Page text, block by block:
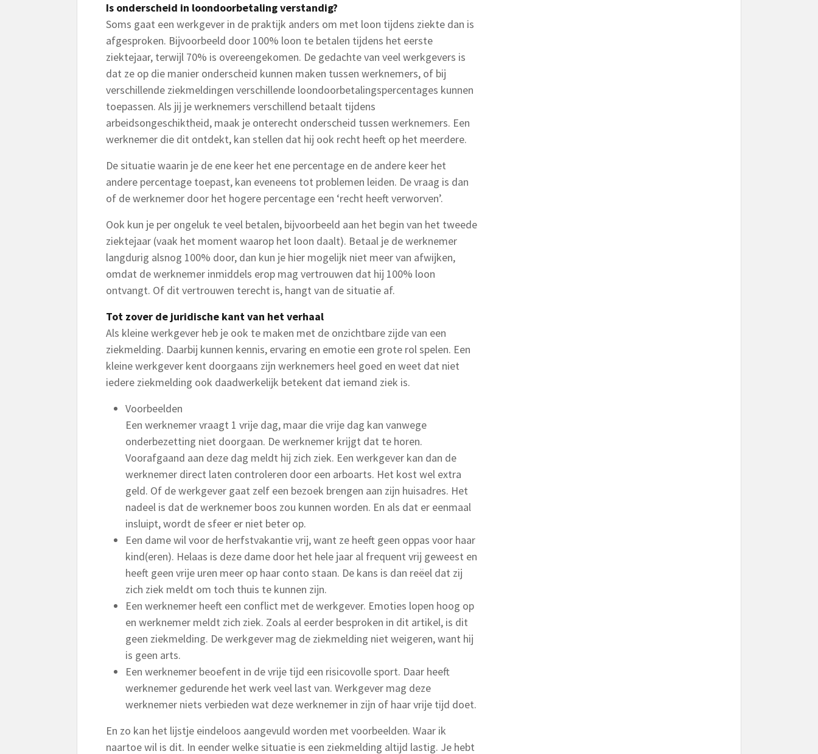
Is onderscheid in loondoorbetaling verstandig?
Soms gaat een werkgever in de praktijk anders om met loon tijdens ziekte dan is
afgesproken. Bijvoorbeeld door 100% loon te betalen tijdens het eerste
ziektejaar, terwijl 70% is overeengekomen. De gedachte van veel werkgevers is
dat ze op die manier onderscheid kunnen maken tussen werknemers, of bij
verschillende ziekmeldingen verschillende loondoorbetalingspercentages kunnen
toepassen. Als jij je werknemers verschillend betaalt tijdens
arbeidsongeschiktheid, maak je onterecht onderscheid tussen werknemers. Een
werknemer die dit ontdekt, kan stellen dat hij ook recht heeft op het meerdere.
De situatie waarin je de ene keer het ene percentage en de andere keer het
andere percentage toepast, kan eveneens tot problemen leiden. De vraag is dan
of de werknemer door het hogere percentage een ‘recht heeft verworven’.
Ook kun je per ongeluk te veel betalen, bijvoorbeeld aan het begin van het tweede
ziektejaar (vaak het moment waarop het loon daalt). Betaal je de werknemer
langdurig alsnog 100% door, dan kun je hier mogelijk niet meer van afwijken,
omdat de werknemer inmiddels erop mag vertrouwen dat hij 100% loon
ontvangt. Of dit vertrouwen terecht is, hangt van de situatie af.
Tot zover de juridische kant van het verhaal
Als kleine werkgever heb je ook te maken met de onzichtbare zijde van een
ziekmelding. Daarbij kunnen kennis, ervaring en emotie een grote rol spelen. Een
kleine werkgever kent doorgaans zijn werknemers heel goed en weet dat niet
iedere ziekmelding ook daadwerkelijk betekent dat iemand ziek is.
Voorbeelden
Een werknemer vraagt 1 vrije dag, maar die vrije dag kan vanwege
onderbezetting niet doorgaan. De werknemer krijgt dat te horen.
Voorafgaand aan deze dag meldt hij zich ziek. Een werkgever kan dan de
werknemer direct laten controleren door een arboarts. Het kost wel extra
geld. Of de werkgever gaat zelf een bezoek brengen aan zijn huisadres. Het
nadeel is dat de werknemer boos zou kunnen worden. En als dat er eenmaal
insluipt, wordt de sfeer er niet beter op.
Een dame wil voor de herfstvakantie vrij, want ze heeft geen oppas voor haar
kind(eren). Helaas is deze dame door het hele jaar al frequent vrij geweest en
heeft geen vrije uren meer op haar conto staan. De kans is dan reëel dat zij
zich ziek meldt om toch thuis te kunnen zijn.
Een werknemer heeft een conflict met de werkgever. Emoties lopen hoog op
en werknemer meldt zich ziek. Zoals al eerder besproken in dit artikel, is dit
geen ziekmelding. De werkgever mag de ziekmelding niet weigeren, want hij
is geen arts.
Een werknemer beoefent in de vrije tijd een risicovolle sport. Daar heeft
werknemer gedurende het werk veel last van. Werkgever mag deze
werknemer niets verbieden wat deze werknemer in zijn of haar vrije tijd doet.
En zo kan het lijstje eindeloos aangevuld worden met voorbeelden. Waar ik
naartoe wil is dit. In eender welke situatie is een ziekmelding altijd lastig. Je hebt